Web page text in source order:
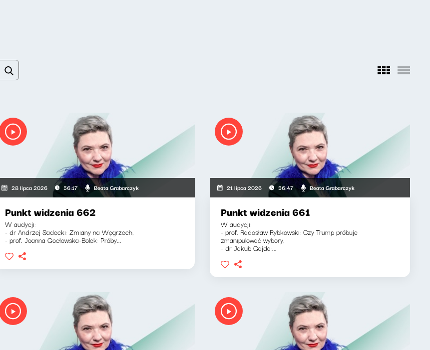
28 lipca 2026 56:17 Beata Grabarczyk
Punkt widzenia 662
W audycji:
- dr Andrzej Sadecki: Zmiany na Węgrzech,
- prof. Joanna Gocłowska-Bolek: Próby...
21 lipca 2026 56:47 Beata Grabarczyk
Punkt widzenia 661
W audycji:
- prof. Radosław Rybkowski: Czy Trump próbuje
zmanipulować wybory,
- dr Jakub Gajda:...